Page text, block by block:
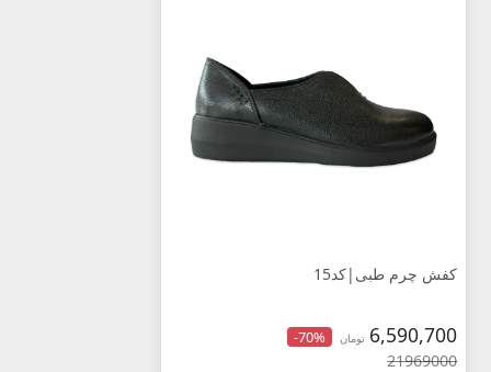
کفش چرم طبی|کد15
6,590,700 تومان -70%
21969000